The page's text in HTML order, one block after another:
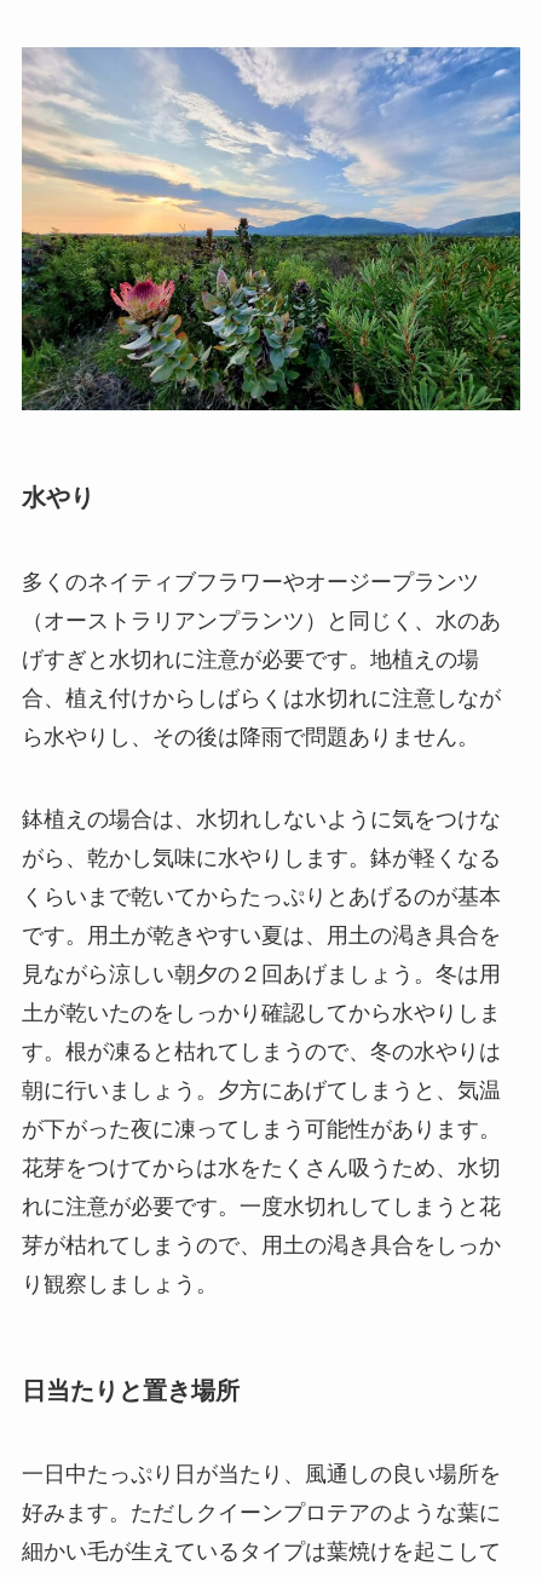
水やり
多くのネイティブフラワーやオージープランツ
（オーストラリアンプランツ）と同じく、水のあ
げすぎと水切れに注意が必要です。地植えの場
合、植え付けからしばらくは水切れに注意しなが
ら水やりし、その後は降雨で問題ありません。
鉢植えの場合は、水切れしないように気をつけな
がら、乾かし気味に水やりします。鉢が軽くなる
くらいまで乾いてからたっぷりとあげるのが基本
です。用土が乾きやすい夏は、用土の渇き具合を
見ながら涼しい朝夕の２回あげましょう。冬は用
土が乾いたのをしっかり確認してから水やりしま
す。根が凍ると枯れてしまうので、冬の水やりは
朝に行いましょう。夕方にあげてしまうと、気温
が下がった夜に凍ってしまう可能性があります。
花芽をつけてからは水をたくさん吸うため、水切
れに注意が必要です。一度水切れしてしまうと花
芽が枯れてしまうので、用土の渇き具合をしっか
り観察しましょう。
日当たりと置き場所
一日中たっぷり日が当たり、風通しの良い場所を
好みます。ただしクイーンプロテアのような葉に
細かい毛が生えているタイプは葉焼けを起こして